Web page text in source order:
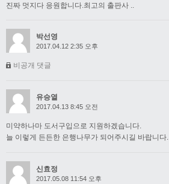
진짜 멋지다 응원합니다.최고의 출판사 ..
박선영
2017.04.12 2:35 오후
비공개 댓글
유승열
2017.04.13 8:45 오전
미약하나마 도서구입으로 지원하겠습니다.
늘 이렇게 든든한 은행나무가 되어주시길 바랍니다.
신효정
2017.05.08 11:54 오후